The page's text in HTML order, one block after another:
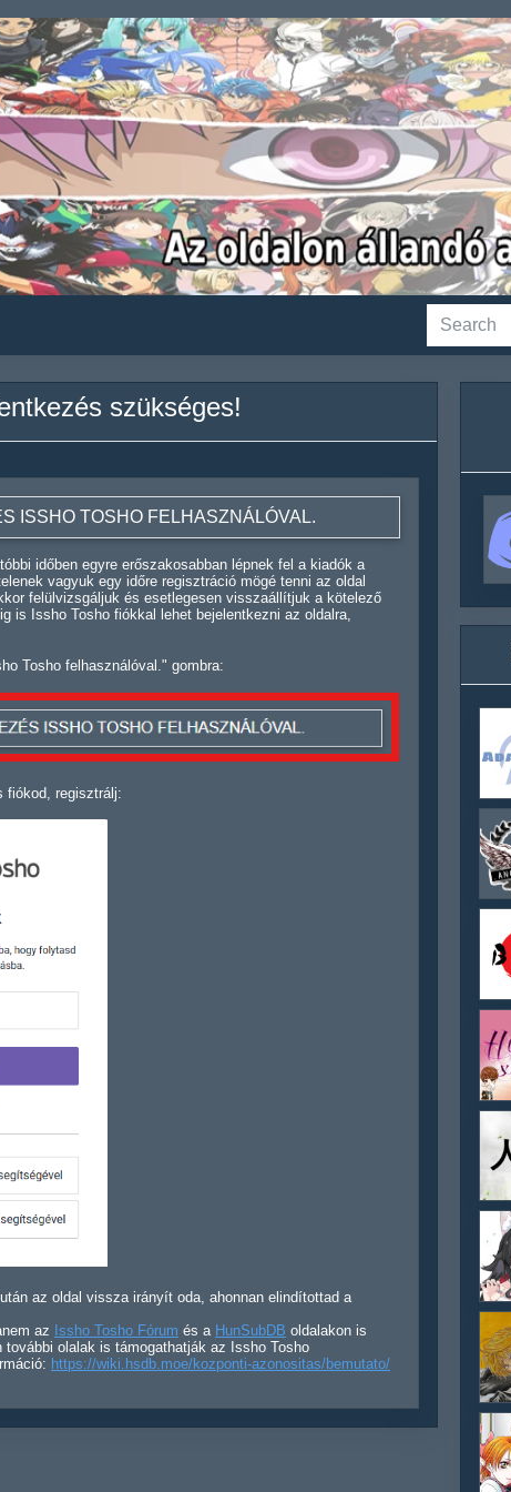
szükséges!
ISSHO TOSHO FELHASZNÁLÓVAL.
időben egyre erőszakosabban lépnek fel a kiadók a
vagyuk egy időre regisztráció mögé tenni az oldal
felülvizsgáljuk és esetlegesen visszaállítjuk a kötelező
is Issho Tosho fiókkal lehet bejelentkezni az oldalra,
Tosho felhasználóval." gombra:
fiókod, regisztrálj:
az oldal vissza irányít oda, ahonnan elindítottad a
az Issho Tosho Fórum és a HunSubDB oldalakon is
további olalak is támogathatják az Issho Tosho
https://wiki.hsdb.moe/kozponti-azonositas/bemutato/